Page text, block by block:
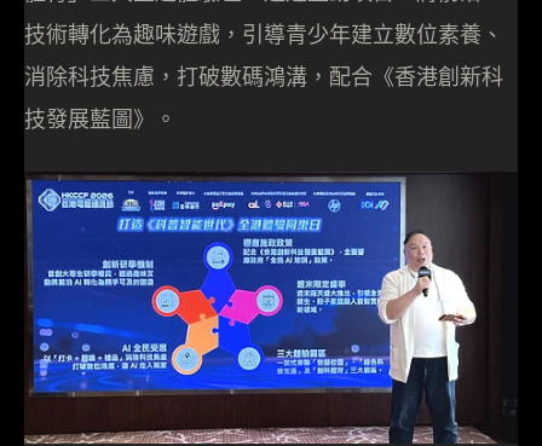
技術轉化為趣味遊戲，引導青少年建立數位素養、
消除科技焦慮，打破數碼鴻溝，配合《香港創新科
技發展藍圖》。